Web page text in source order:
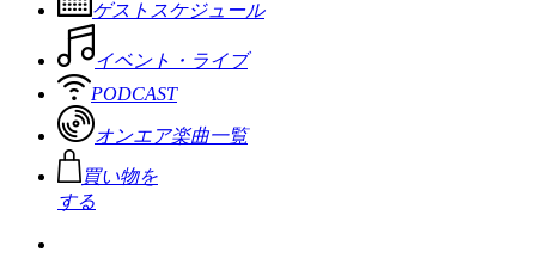
ゲストスケジュール
イベント・ライブ
PODCAST
オンエア楽曲一覧
買い物を
する